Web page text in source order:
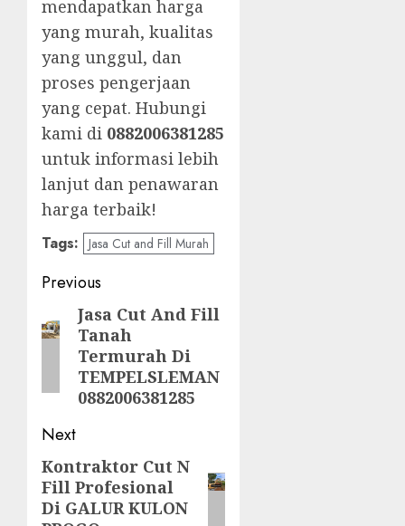
mendapatkan harga
yang murah, kualitas
yang unggul, dan
proses pengerjaan
yang cepat. Hubungi
kami di 0882006381285
untuk informasi lebih
lanjut dan penawaran
harga terbaik!
Tags: Jasa Cut and Fill Murah
Post
navigation
Previous
Previous
post:
Jasa Cut And Fill
Tanah
Termurah Di
TEMPELSLEMAN
0882006381285
Next
Next
post:
Kontraktor Cut N
Fill Profesional
Di GALUR KULON